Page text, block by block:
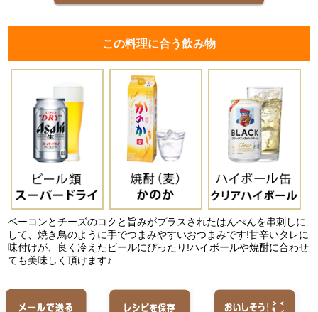
この料理に合う飲み物
ベーコンとチーズのコクと旨みがプラスされたはんぺんを串刺しに
して、焼き鳥のように手でつまみやすいおつまみです!甘辛いタレに
味付けが、良く冷えたビールにぴったり!ハイボールや焼酎に合わせ
ても美味しく頂けます♪